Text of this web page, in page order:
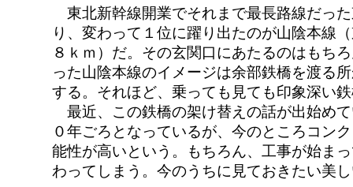
東北新幹線開業でそれまで最長路線だっ
り、変わって１位に躍り出たのが山陰本線
８ｋｍ）だ。その玄関口にあたるのはもち
った山陰本線のイメージは余部鉄橋を渡る
する。それほど、乗っても見ても印象深い
最近、この鉄橋の架け替えの話が出始め
０年ごろとなっているが、今のところコン
能性が高いという。もちろん、工事が始ま
わってしまう。今のうちに見ておきたい美